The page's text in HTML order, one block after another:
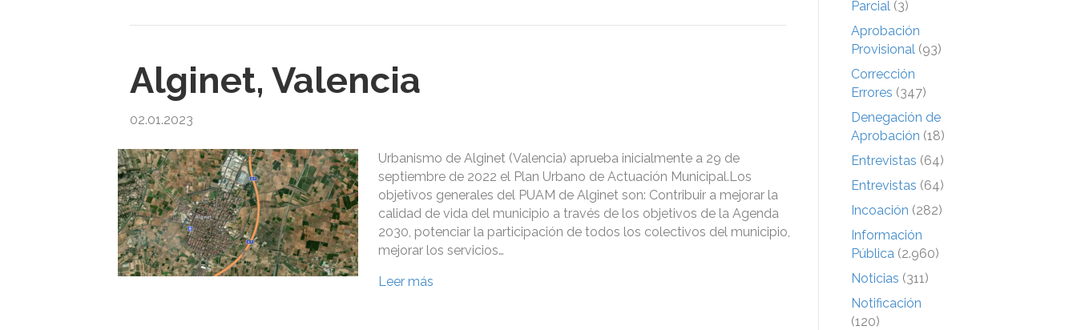
Alginet, Valencia
02.01.2023
Urbanismo de Alginet (Valencia) aprueba inicialmente a 29 de
septiembre de 2022 el Plan Urbano de Actuación Municipal.Los
objetivos generales del PUAM de Alginet son: Contribuir a mejorar la
calidad de vida del municipio a través de los objetivos de la Agenda
2030, potenciar la participación de todos los colectivos del municipio,
mejorar los servicios…
Leer más
Parcial (3)
Aprobación
Provisional (93)
Corrección
Errores (347)
Denegación de
Aprobación (18)
Entrevistas (64)
Entrevistas (64)
Incoación (282)
Información
Pública (2.960)
Noticias (311)
Notificación
(120)